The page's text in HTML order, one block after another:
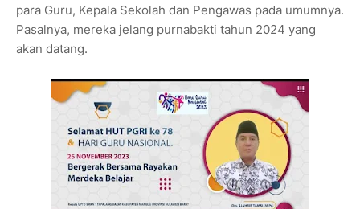
para Guru, Kepala Sekolah dan Pengawas pada umumnya.
Pasalnya, mereka jelang purnabakti tahun 2024 yang
akan datang.